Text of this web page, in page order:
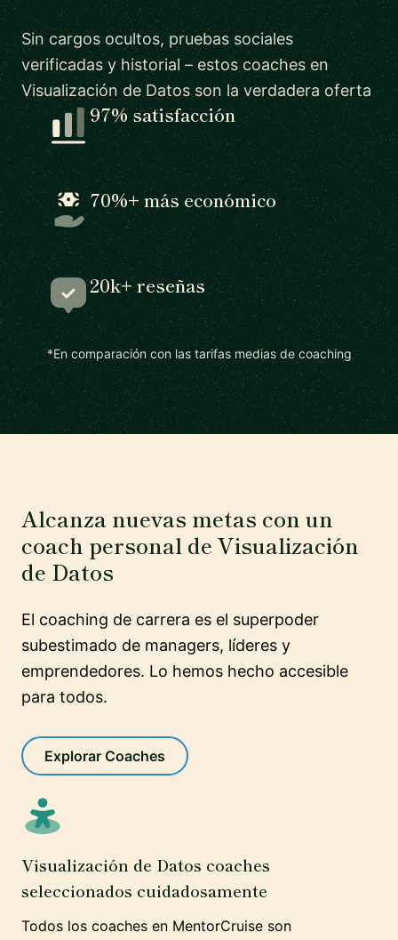
Sin cargos ocultos, pruebas sociales
verificadas y historial – estos coaches en
Visualización de Datos son la verdadera oferta
97% satisfacción
70%+ más económico
20k+ reseñas
*En comparación con las tarifas medias de coaching
Alcanza nuevas metas con un
coach personal de Visualización
de Datos
El coaching de carrera es el superpoder
subestimado de managers, líderes y
emprendedores. Lo hemos hecho accesible
para todos.
Explorar Coaches
Visualización de Datos coaches
seleccionados cuidadosamente
Todos los coaches en MentorCruise son